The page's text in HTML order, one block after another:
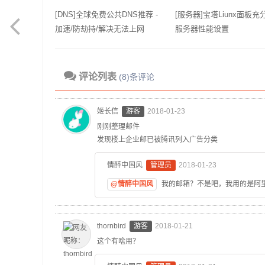
[DNS]全球免费公共DNS推荐 -
加速/防劫持/解决无法上网
[服务器]宝塔Liunx面板充
服务器性能设置
评论列表 (8)条评论
姬长信 游客
2018-01-23
刚刚整理邮件
发现楼上企业邮已被腾讯列入广告分类
情醉中国风 管理员 2018-01-23
@情醉中国风 我的邮箱？不是吧，我用的是阿
thornbird 游客
2018-01-21
这个有啥用？